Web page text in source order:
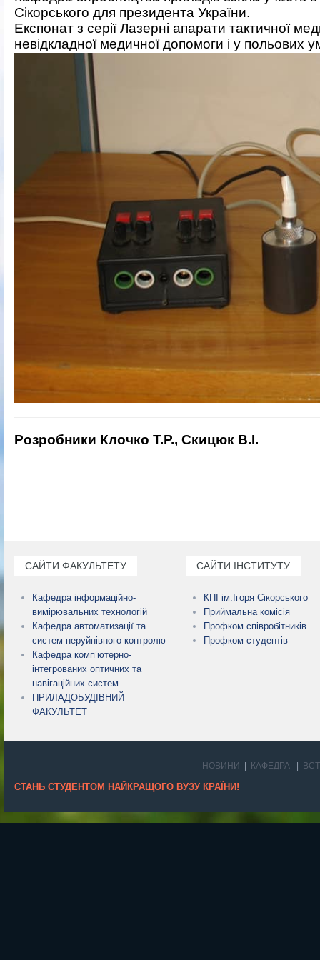
Сікорського для президента України.
Експонат з серії Лазерні апарати тактичної
невідкладної медичної допомоги і у польових
Розробники Клочко Т.Р., Скицюк В.І.
САЙТИ ФАКУЛЬТЕТУ
Кафедра інформаційно-
вимірювальних технологій
Кафедра автоматизації та
систем неруйнівного контролю
Кафедра комп’ютерно-
інтегрованих оптичних та
навігаційних систем
ПРИЛАДОБУДІВНИЙ
ФАКУЛЬТЕТ
САЙТИ ІНСТИТУТУ
КПІ ім.Ігоря Сікорського
Приймальна комісія
Профком співробітників
Профком студентів
НОВИНИ КАФЕДРА
СТАНЬ СТУДЕНТОМ НАЙКРАЩОГО ВУЗУ КРАЇНИ!